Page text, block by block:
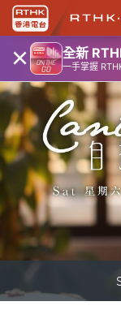
× 全新
一手掌握